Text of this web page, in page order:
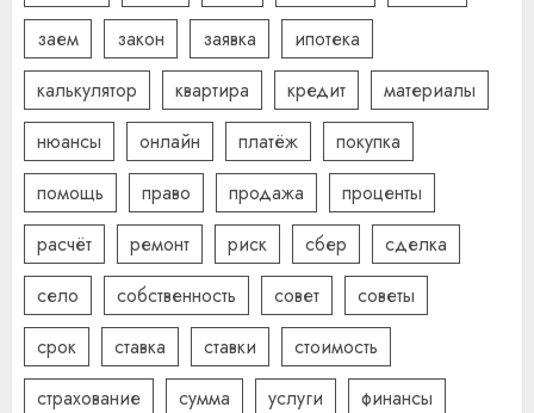
заем
закон заявка
ипотека
калькулятор
квартира кредит
материалы
нюансы
онлайн платёж
покупка
помощь
право продажа
проценты
расчёт
ремонт риск сбер
сделка
село
собственность совет
советы
срок
ставка ставки
стоимость
страхование
сумма услуги
финансы